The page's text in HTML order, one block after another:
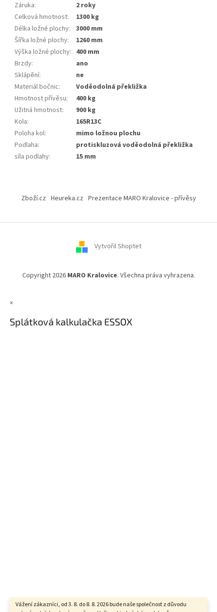
Vážení zákazníci, od 3. 8. do 8. 8. 2026 bude naše společnost z důvodu
Záruka:
2 roky
Celková hmotnost:
1300 kg
Délka ložné plochy:
3000 mm
Šířka ložné plochy:
1260 mm
Výška ložné plochy: 400 mm
Brzdy:
ano
Sklápění:
ne
Materiál bočnic:
Voděodolná překližka
Hmotnost přívěsu:
400 kg
Užitná hmotnost:
900 kg
Kola:
165R13C
Poloha kol:
mimo ložnou plochu
Podlaha:
protiskluzová voděodolná překližka
síla podlahy: 15 mm
Zboží.cz Heureka.cz Prezentace MARO Kralovice - přívěsy
Vytvořil Shoptet
Copyright 2026 MARO Kralovice. Všechna práva vyhrazena.
×
Splátková kalkulačka ESSOX